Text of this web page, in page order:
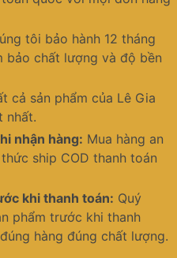
tôi bảo hành 12 tháng
bảo chất lượng và độ bền
cả sản phẩm của Lê Gia
nhất.
nhận hàng: Mua hàng an
ship COD thanh toán
khi thanh toán: Quý
phẩm trước khi thanh
hàng đúng chất lượng.